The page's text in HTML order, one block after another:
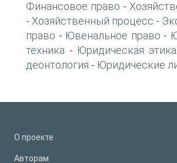
Финансовое право -
- Хозяйственный процесс -
право - Ювенальное право -
техника - Юридическая
деонтология - Юридические
О проекте
Авторам